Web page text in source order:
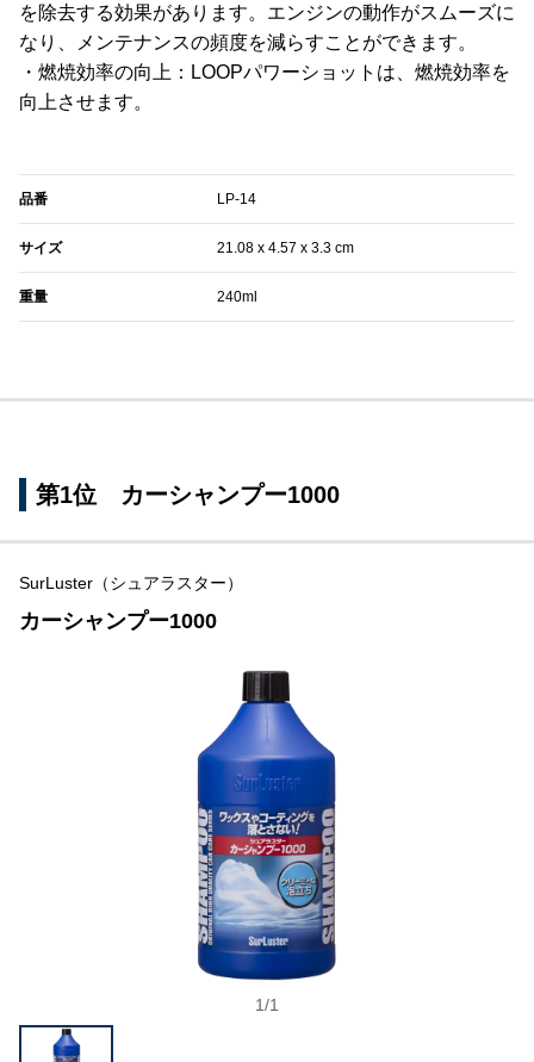
を除去する効果があります。エンジンの動作がスムーズに
なり、メンテナンスの頻度を減らすことができます。
・燃焼効率の向上：LOOPパワーショットは、燃焼効率を
向上させます。
品番 ‎LP-14
サイズ ‎‎‎‎21.08 x 4.57 x 3.3 cm
重量 240ml
第1位 カーシャンプー1000
SurLuster（シュアラスター）
カーシャンプー1000
1/1